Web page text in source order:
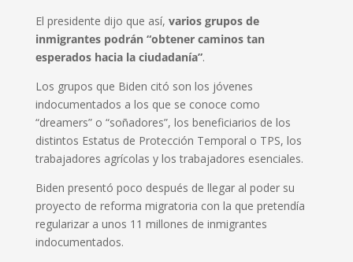
El presidente dijo que así, varios grupos de
inmigrantes podrán “obtener caminos tan
esperados hacia la ciudadanía”.
Los grupos que Biden citó son los jóvenes
indocumentados a los que se conoce como
“dreamers” o “soñadores”, los beneficiarios de los
distintos Estatus de Protección Temporal o TPS, los
trabajadores agrícolas y los trabajadores esenciales.
Biden presentó poco después de llegar al poder su
proyecto de reforma migratoria con la que pretendía
regularizar a unos 11 millones de inmigrantes
indocumentados.